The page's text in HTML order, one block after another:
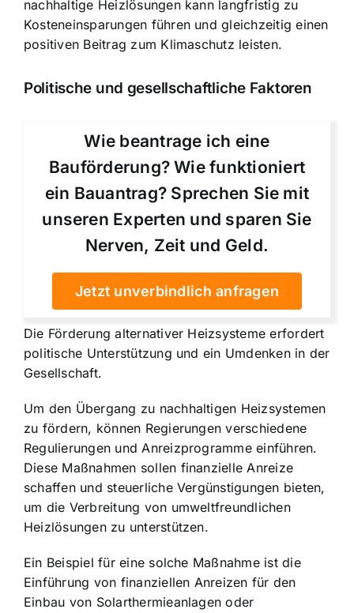
nachhaltige Heizlösungen kann langfristig zu
Kosteneinsparungen führen und gleichzeitig einen
positiven Beitrag zum Klimaschutz leisten.
Politische und gesellschaftliche Faktoren
Wie beantrage ich eine
Bauförderung? Wie funktioniert
ein Bauantrag? Sprechen Sie mit
unseren Experten und sparen Sie
Nerven, Zeit und Geld.
Jetzt unverbindlich anfragen
Die Förderung alternativer Heizsysteme erfordert
politische Unterstützung und ein Umdenken in der
Gesellschaft.
Um den Übergang zu nachhaltigen Heizsystemen
zu fördern, können Regierungen verschiedene
Regulierungen und Anreizprogramme einführen.
Diese Maßnahmen sollen finanzielle Anreize
schaffen und steuerliche Vergünstigungen bieten,
um die Verbreitung von umweltfreundlichen
Heizlösungen zu unterstützen.
Ein Beispiel für eine solche Maßnahme ist die
Einführung von finanziellen Anreizen für den
Einbau von Solarthermieanlagen oder